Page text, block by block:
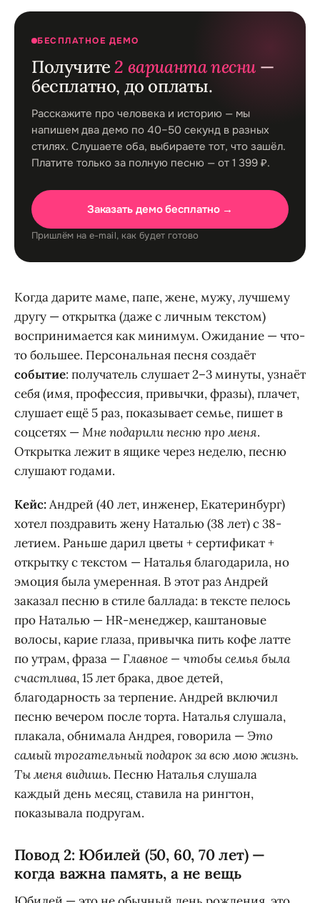
БЕСПЛАТНОЕ ДЕМО
Получите2 варианта песни —
бесплатно, до оплаты.
Расскажите про человека и историю — мы
напишем два демо по 40–50 секунд в разных
стилях. Слушаете оба, выбираете тот, что зашёл.
Платите только за полную песню — от 1 399 ₽.
Заказать демо бесплатно →
Пришлём на e-mail, как будет готово
Когда дарите маме, папе, жене, мужу, лучшему
другу — открытка (даже с личным текстом)
воспринимается как минимум. Ожидание — что-
то большее. Персональная песня создаёт
событие: получатель слушает 2–3 минуты, узнаёт
себя (имя, профессия, привычки, фразы), плачет,
слушает ещё 5 раз, показывает семье, пишет в
соцсетях —Мне подарили песню про меня.
Открытка лежит в ящике через неделю, песню
слушают годами.
Кейс:Андрей (40 лет, инженер, Екатеринбург)
хотел поздравить жену Наталью (38 лет) с 38-
летием. Раньше дарил цветы + сертификат +
открытку с текстом — Наталья благодарила, но
эмоция была умеренная. В этот раз Андрей
заказал песню в стиле баллада: в тексте пелось
про Наталью — HR-менеджер, каштановые
волосы, карие глаза, привычка пить кофе латте
по утрам, фраза —Главное — чтобы семья была
счастлива, 15 лет брака, двое детей,
благодарность за терпение. Андрей включил
песню вечером после торта. Наталья слушала,
плакала, обнимала Андрея, говорила —Это
самый трогательный подарок за всю мою жизнь.
Ты меня видишь. Песню Наталья слушала
каждый день месяц, ставила на рингтон,
показывала подругам.
Повод 2: Юбилей (50, 60, 70 лет) —
когда важна память, а не вещь